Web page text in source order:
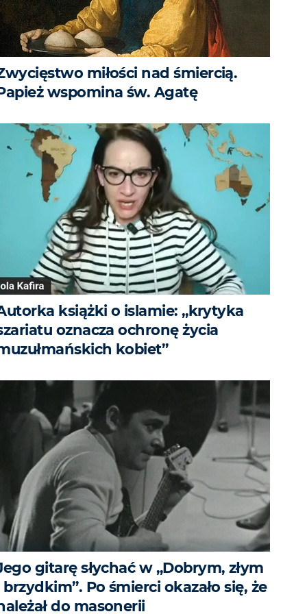
miłości nad śmiercią.
wspomina św. Agatę
książki o islamie: „krytyka
oznacza ochronę życia
kobiet”
gitarę słychać w „Dobrym, złym
brzydkim”. Po śmierci okazało się, że
do masonerii